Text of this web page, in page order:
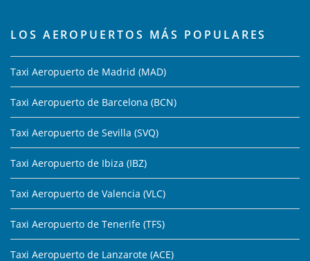
LOS AEROPUERTOS MÁS POPULARES
Taxi Aeropuerto de Madrid (MAD)
Taxi Aeropuerto de Barcelona (BCN)
Taxi Aeropuerto de Sevilla (SVQ)
Taxi Aeropuerto de Ibiza (IBZ)
Taxi Aeropuerto de Valencia (VLC)
Taxi Aeropuerto de Tenerife (TFS)
Taxi Aeropuerto de Lanzarote (ACE)